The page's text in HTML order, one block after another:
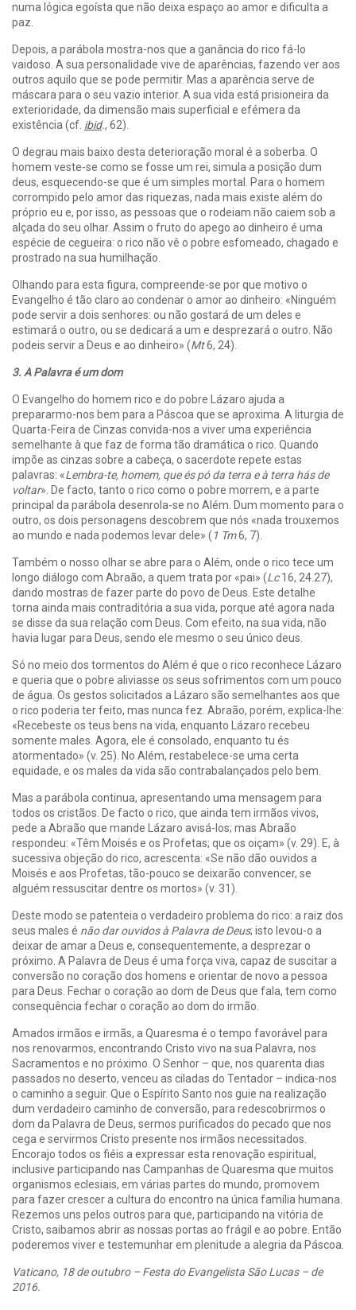
numa lógica egoísta que não deixa espaço ao amor e dificulta a
paz.
Depois, a parábola mostra-nos que a ganância do rico fá-lo
vaidoso. A sua personalidade vive de aparências, fazendo ver aos
outros aquilo que se pode permitir. Mas a aparência serve de
máscara para o seu vazio interior. A sua vida está prisioneira da
exterioridade, da dimensão mais superficial e efémera da
existência (cf. ibid., 62).
O degrau mais baixo desta deterioração moral é a soberba. O
homem veste-se como se fosse um rei, simula a posição dum
deus, esquecendo-se que é um simples mortal. Para o homem
corrompido pelo amor das riquezas, nada mais existe além do
próprio eu e, por isso, as pessoas que o rodeiam não caiem sob a
alçada do seu olhar. Assim o fruto do apego ao dinheiro é uma
espécie de cegueira: o rico não vê o pobre esfomeado, chagado e
prostrado na sua humilhação.
Olhando para esta figura, compreende-se por que motivo o
Evangelho é tão claro ao condenar o amor ao dinheiro: «Ninguém
pode servir a dois senhores: ou não gostará de um deles e
estimará o outro, ou se dedicará a um e desprezará o outro. Não
podeis servir a Deus e ao dinheiro» (Mt6, 24).
3. A Palavra é um dom
O Evangelho do homem rico e do pobre Lázaro ajuda a
prepararmo-nos bem para a Páscoa que se aproxima. A liturgia de
Quarta-Feira de Cinzas convida-nos a viver uma experiência
semelhante à que faz de forma tão dramática o rico. Quando
impõe as cinzas sobre a cabeça, o sacerdote repete estas
palavras: «Lembra-te, homem, que és pó da terra e à terra hás de
voltar». De facto, tanto o rico como o pobre morrem, e a parte
principal da parábola desenrola-se no Além. Dum momento para o
outro, os dois personagens descobrem que nós «nada trouxemos
ao mundo e nada podemos levar dele» ( 1 Tm6, 7).
Também o nosso olhar se abre para o Além, onde o rico tece um
longo diálogo com Abraão, a quem trata por «pai» (Lc16, 24.27),
dando mostras de fazer parte do povo de Deus. Este detalhe
torna ainda mais contraditória a sua vida, porque até agora nada
se disse da sua relação com Deus. Com efeito, na sua vida, não
havia lugar para Deus, sendo ele mesmo o seu único deus.
Só no meio dos tormentos do Além é que o rico reconhece Lázaro
e queria que o pobre aliviasse os seus sofrimentos com um pouco
de água. Os gestos solicitados a Lázaro são semelhantes aos que
o rico poderia ter feito, mas nunca fez. Abraão, porém, explica-lhe:
«Recebeste os teus bens na vida, enquanto Lázaro recebeu
somente males. Agora, ele é consolado, enquanto tu és
atormentado» (v. 25). No Além, restabelece-se uma certa
equidade, e os males da vida são contrabalançados pelo bem.
Mas a parábola continua, apresentando uma mensagem para
todos os cristãos. De facto o rico, que ainda tem irmãos vivos,
pede a Abraão que mande Lázaro avisá-los; mas Abraão
respondeu: «Têm Moisés e os Profetas; que os oiçam» (v. 29). E, à
sucessiva objeção do rico, acrescenta: «Se não dão ouvidos a
Moisés e aos Profetas, tão-pouco se deixarão convencer, se
alguém ressuscitar dentre os mortos» (v. 31).
Deste modo se patenteia o verdadeiro problema do rico: a raiz dos
seus males é não dar ouvidos à Palavra de Deus; isto levou-o a
deixar de amar a Deus e, consequentemente, a desprezar o
próximo. A Palavra de Deus é uma força viva, capaz de suscitar a
conversão no coração dos homens e orientar de novo a pessoa
para Deus. Fechar o coração ao dom de Deus que fala, tem como
consequência fechar o coração ao dom do irmão.
Amados irmãos e irmãs, a Quaresma é o tempo favorável para
nos renovarmos, encontrando Cristo vivo na sua Palavra, nos
Sacramentos e no próximo. O Senhor – que, nos quarenta dias
passados no deserto, venceu as ciladas do Tentador – indica-nos
o caminho a seguir. Que o Espírito Santo nos guie na realização
dum verdadeiro caminho de conversão, para redescobrirmos o
dom da Palavra de Deus, sermos purificados do pecado que nos
cega e servirmos Cristo presente nos irmãos necessitados.
Encorajo todos os fiéis a expressar esta renovação espiritual,
inclusive participando nas Campanhas de Quaresma que muitos
organismos eclesiais, em várias partes do mundo, promovem
para fazer crescer a cultura do encontro na única família humana.
Rezemos uns pelos outros para que, participando na vitória de
Cristo, saibamos abrir as nossas portas ao frágil e ao pobre. Então
poderemos viver e testemunhar em plenitude a alegria da Páscoa.
Vaticano, 18 de outubro – Festa do Evangelista São Lucas – de
2016.